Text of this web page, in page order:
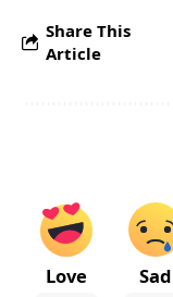
Share This
Article
Love Sad